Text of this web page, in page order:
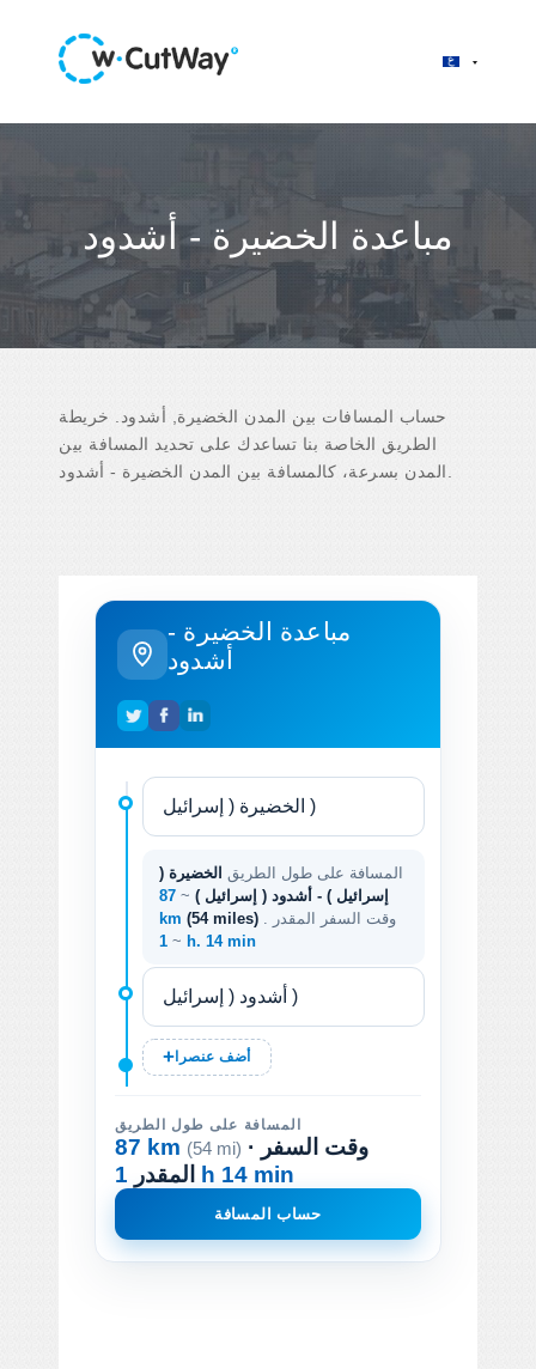
مباعدة الخضيرة - أشدود
حساب المسافات بين المدن الخضيرة, أشدود. خريطة
الطريق الخاصة بنا تساعدك على تحديد المسافة بين
مباعدة الخضيرة -
أشدود
المسافة على طول الطريق الخضيرة (
إسرائيل ) - أشدود ( إسرائيل ) ~
87
km (54 miles)
~ 1 h. 14 min
أضف عنصرا
المسافة على طول الطريق
87 km (54 mi) · وقت السفر
المقدر 1 h 14 min
حساب المسافة